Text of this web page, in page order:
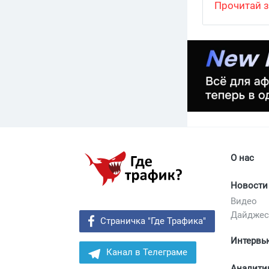
более
спенды,
тебе к Star
Прочитай
Страничка "Где Трафика"
Канал в Телеграме
О нас
Новости
Видео